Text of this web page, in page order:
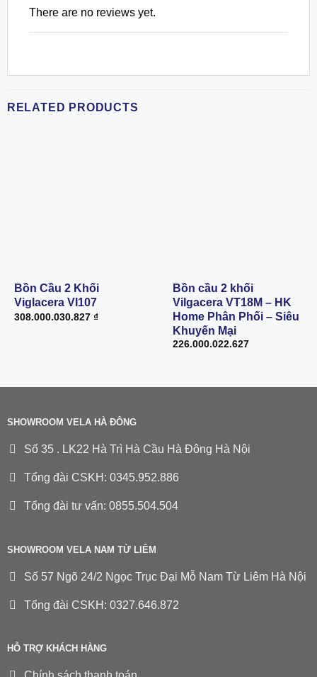
There are no reviews yet.
RELATED PRODUCTS
Bồn Cầu 2 Khối
Viglacera VI107
308.000.030.827 ₫
Bồn cầu 2 khối
Vilgacera VT18M – HK
Home Phân Phối – Siêu
Khuyến Mại
226.000.022.627
SHOWROOM VELA HÀ ĐÔNG
Số 35 . LK22 Hà Trì Hà Cầu Hà Đông Hà Nội
Tổng đài CSKH: 0345.952.886
Tổng đài tư vấn: 0855.504.504
SHOWROOM VELA NAM TỪ LIÊM
Số 57 Ngõ 24/2 Ngọc Trục Đại Mỗ Nam Từ Liêm Hà Nội
Tổng đài CSKH: 0327.646.872
HỖ TRỢ KHÁCH HÀNG